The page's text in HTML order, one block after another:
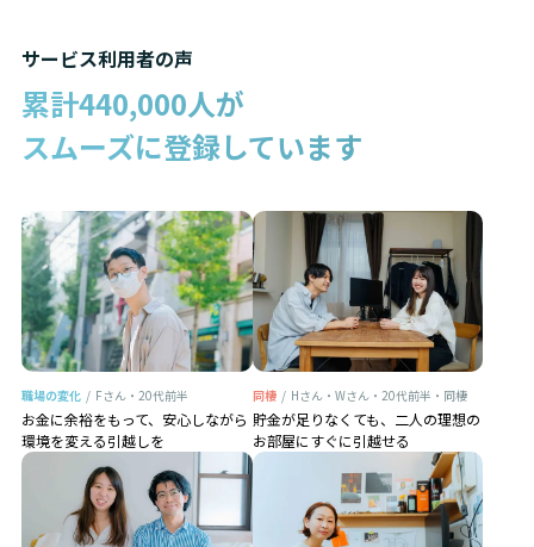
サービス利用者の声
累計440,000人が
スムーズに登録しています
職場の変化 / Fさん・20代前半
お金に余裕をもって、安心しながら
環境を変える引越しを
同棲 / Hさん・Wさん・20代前半・同棲
貯金が足りなくても、二人の理想の
お部屋にすぐに引越せる